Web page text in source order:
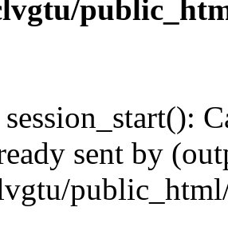
session_start():
sent by